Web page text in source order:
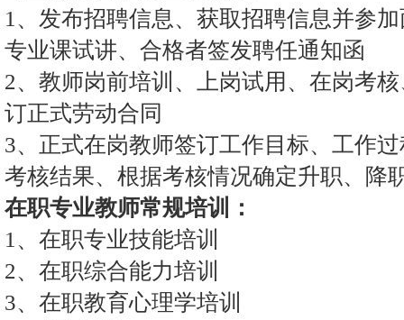
1、发布招聘信息、获取招聘信息并参
专业课试讲、合格者签发聘任通知函
2、教师岗前培训、上岗试用、在岗考
订正式劳动合同
3、正式在岗教师签订工作目标、工作
考核结果、根据考核情况确定升职、降
在职专业教师常规培训：
1、在职专业技能培训
2、在职综合能力培训
3、在职教育心理学培训